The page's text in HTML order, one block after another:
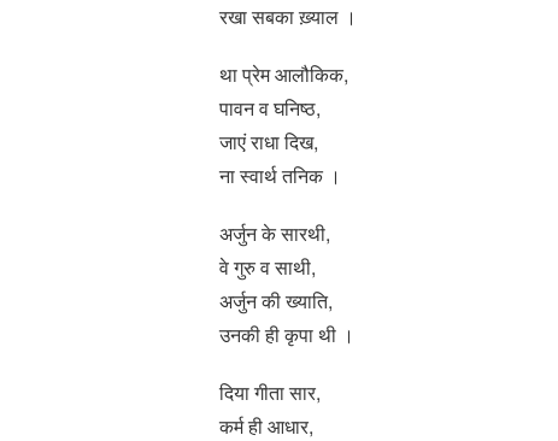
रखा सबका ख़्याल ।
था प्रेम आलौकिक,
पावन व घनिष्ठ,
जाएं राधा दिख,
ना स्वार्थ तनिक ।
अर्जुन के सारथी,
वे गुरु व साथी,
अर्जुन की ख्याति,
उनकी ही कृपा थी ।
दिया गीता सार,
कर्म ही आधार,